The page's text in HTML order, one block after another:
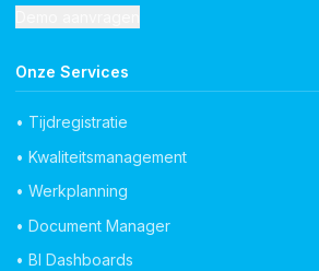
Onze Services
• Tijdregistratie
• Kwaliteitsmanagement
• Werkplanning
• Document Manager
• BI Dashboards